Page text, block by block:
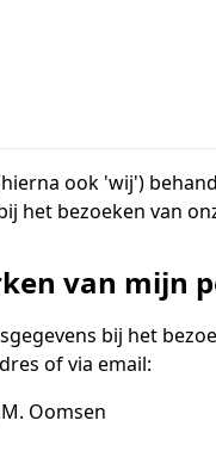
ook 'wij')
het bezoeken van
van mijn
bij het
of via email:
Oomsen